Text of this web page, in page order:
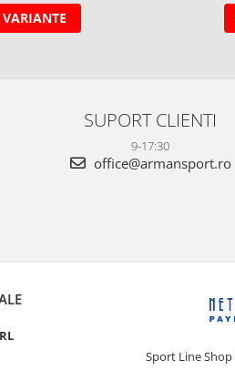
SUPORT CLIENTI
9-17:30
office@armansport.ro
Sport Line Shop